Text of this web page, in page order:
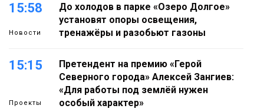
15:58
Новости
До холодов в парке «Озеро Долгое»
установят опоры освещения,
тренажёры и разобьют газоны
15:15
Проекты
Претендент на премию «Герой
Северного города» Алексей Зангиев:
«Для работы под землёй нужен
особый характер»